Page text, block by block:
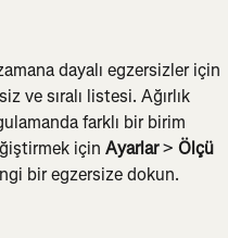
dayalı egzersizler için
ve sıralı listesi. Ağırlık
farklı bir birim
için Ayarlar > Ölçü
bir egzersize dokun.